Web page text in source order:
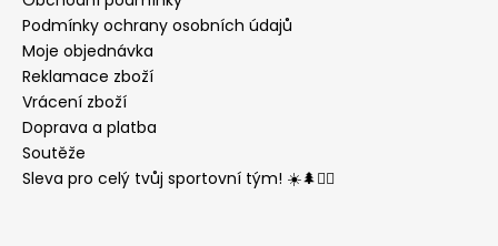
Podmínky ochrany osobních údajů
Moje objednávka
Reklamace zboží
Vrácení zboží
Doprava a platba
Soutěže
Sleva pro celý tvůj sportovní tým! ☀️🌲🏃‍♂️